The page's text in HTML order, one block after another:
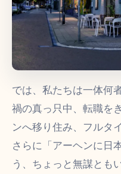
では、私たちは一体何
禍の真っ只中、転職を
ンへ移り住み、フルタ
さらに「アーヘンに日
う、ちょっと無謀とも